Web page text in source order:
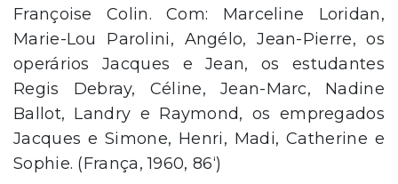
Françoise Colin. Com: Marceline Loridan,
Marie-Lou Parolini, Angélo, Jean-Pierre, os
operários Jacques e Jean, os estudantes
Regis Debray, Céline, Jean-Marc, Nadine
Ballot, Landry e Raymond, os empregados
Jacques e Simone, Henri, Madi, Catherine e
Sophie. (França, 1960, 86‘)